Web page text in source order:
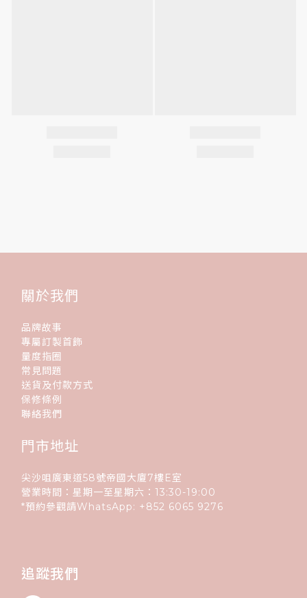
關於我們
品牌故事
專屬訂製首飾
量度指圈
常見問題
送貨及付款方式
保修條例
聯絡我們
門市地址
尖沙咀廣東道58號帝國大廈7樓E室
營業時間：星期一至星期六：13:30-19:00
*預約參觀請WhatsApp: +852 6065 9276
追蹤我們